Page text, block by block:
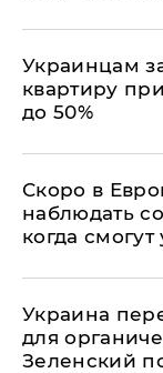
Украинцам
квартиру
до 50%
Скоро в
наблюдать
когда
Украина
для
Зеленский